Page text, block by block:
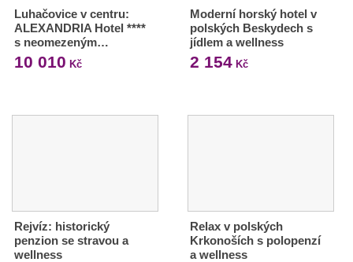
Luhačovice v centru:
ALEXANDRIA Hotel ****
s neomezeným…
10 010 Kč
Moderní horský hotel v
polských Beskydech s
jídlem a wellness
2 154Kč
Rejvíz: historický
penzion se stravou a
wellness
Relax v polských
Krkonoších s polopenzí
a wellness